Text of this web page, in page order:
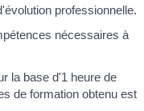
professionnelle.
nécessaires à
la base d'1 heure de
de formation obtenu est